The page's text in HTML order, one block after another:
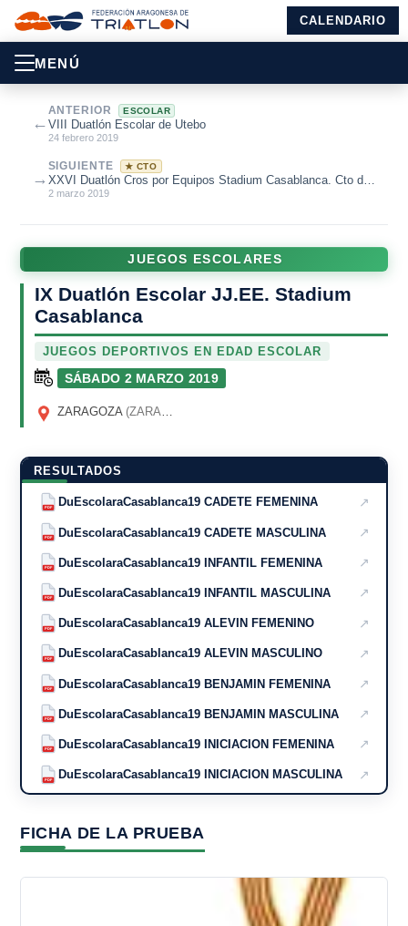
CALENDARIO
MENÚ
←
ANTERIOR ESCOLAR
VIII Duatlón Escolar de Utebo
24 febrero 2019
SIGUIENTE ★ CTO
XXVI Duatlón Cros por Equipos Stadium Casablanca. Cto de
Aragón Duatlón Cros por...
2 marzo 2019
→
JUEGOS ESCOLARES
IX Duatlón Escolar JJ.EE. Stadium
Casablanca
JUEGOS DEPORTIVOS EN EDAD ESCOLAR
SÁBADO 2 MARZO 2019
ZARAGOZA (ZARAGOZA)
RESULTADOS
PDF DuEscolaraCasablanca19 CADETE FEMENINA ↗
PDF DuEscolaraCasablanca19 CADETE MASCULINA ↗
PDF DuEscolaraCasablanca19 INFANTIL FEMENINA ↗
PDF DuEscolaraCasablanca19 INFANTIL MASCULINA ↗
PDF DuEscolaraCasablanca19 ALEVIN FEMENINO ↗
PDF DuEscolaraCasablanca19 ALEVIN MASCULINO ↗
PDF DuEscolaraCasablanca19 BENJAMIN FEMENINA ↗
PDF DuEscolaraCasablanca19 BENJAMIN MASCULINA ↗
PDF DuEscolaraCasablanca19 INICIACION FEMENINA ↗
PDF DuEscolaraCasablanca19 INICIACION MASCULINA ↗
FICHA DE LA PRUEBA